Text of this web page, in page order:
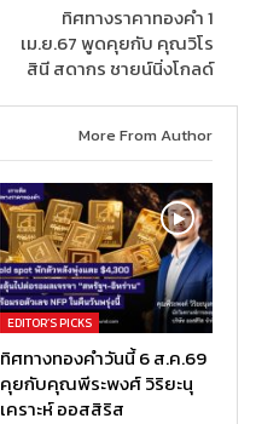
ทิศทางราคาทองคำ 1
เม.ย.67 พูดคุยกับ คุณวิโร
สินี สดากร ชายน์นิ่งโกลด์
More From Author
EDITOR’S PICKS
ทิศทางทองคำวันนี้ 6 ส.ค.69
คุยกับคุณพีระพงศ์ วิริยะนุ
เคราะห์ ออสสิริส